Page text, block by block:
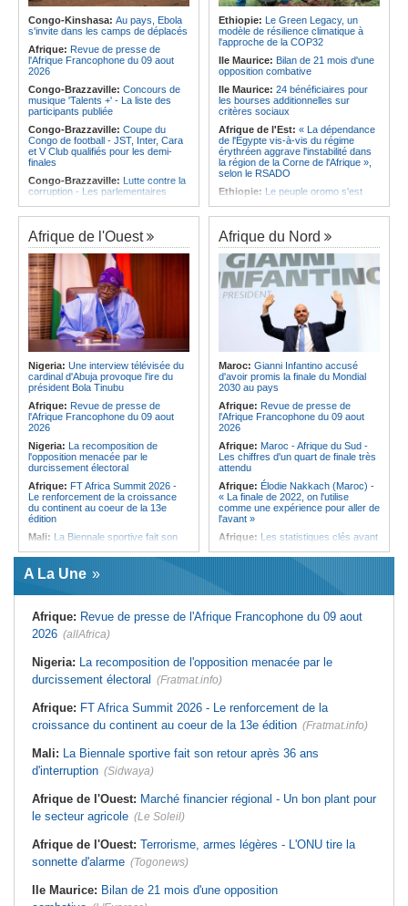
d'Ivoire et l'Algérie
Afrique:Le Maroc et l'Afrique du
Sud se retrouvent quatre ans après
la finale
Afrique:
Côte d'Ivoire - Algérie, un
qualifie pour la finale de la Coupe de
l'Amitié
Angola:Le MAT organise la
troisième édition de la Semaine du
développement local à Namibe
Congo-Kinshasa: Au pays, Ebola
s'invite dans les camps de déplacés
Afrique: Revue de presse de
l'Afrique Francophone du 09 aout
2026
Congo-Brazzaville: Concours de
musique 'Talents +' - La liste des
participants publiée
Congo-Brazzaville: Coupe du
Congo de football - JST, Inter, Cara
et V Club qualifiés pour les demi-
finales
Congo-Brazzaville: Lutte contre la
corruption - Les parlementaires
Congo-Brazzaville:Santé publique
- Ollombo réceptionne son hôpital de
référence
Congo-Brazzaville:
Lutte contre
les épidémies - Les employés de la
maison de retraite Kambissi en
formation
Congo-Brazzaville:Distinction -
Darrel Ornelle Elion Assiana promue
maître-assistant Cames
Afrique:Naomi Eto (Cameroun) - «
Face au Nigeria, nous donnerons
tout sur le terrain. »
Cameroun:Ngoh Ngoh, l'homme
qui signe à la place de Biya
Ethiopie: Le Green Legacy, un
modèle de résilience climatique à
l'approche de la COP32
Ile Maurice: Bilan de 21 mois d'une
opposition combative
Ile Maurice: 24 bénéficiaires pour
les bourses additionnelles sur
critères sociaux
Afrique de l'Est: « La dépendance
de l'Égypte vis-à-vis du régime
érythréen aggrave l'instabilité dans
la région de la Corne de l'Afrique »,
selon le RSADO
Ethiopie: Le peuple oromo s'est
Ethiopie:
« Le renforcement des
capacités de l'armée de l'air
éthiopienne consolide la dissuasion
nationale », déclare le commandant
en second
Afrique de l'Est:
« Les dirigeants
érythréens font obstacle à la stabilité
et au développement de la région »,
selon un professeur de l'université
Ile Maurice:
Dharam Gokhool -
«Kan mo vinn prezidan mo pa okip
mo sekirite»
Ile Maurice:
discret de Bel-Air face au vacarme
de Port-Louis
- Moins de cas, mais les virus
circulent toujours
Afrique de l'Ouest
Nigeria: Une interview télévisée du
cardinal d'Abuja provoque l'ire du
président Bola Tinubu
Afrique: Revue de presse de
l'Afrique Francophone du 09 aout
2026
Nigeria: La recomposition de
l'opposition menacée par le
durcissement électoral
Afrique: FT Africa Summit 2026 -
Le renforcement de la croissance
du continent au coeur de la 13e
édition
Mali: La Biennale sportive fait son
Afrique de l'Ouest:
financier régional - Un bon plant
armes légères - L'ONU tire la
sonnette d'alarme
revendique un redressement
financier du fonds
Sénégal:Affaire d'actes contre
Pikine-Guédiawaye interjette appel
de l'ordonnance de non-lieu partiel et
de renvoi de plusieurs prévenus
Sénégal:
FERA - Priorité à
l'économie de la préservation,
Cheikh Dieng décline sa vision
Afrique du Nord
Maroc: Gianni Infantino accusé
d'avoir promis la finale du Mondial
2030 au pays
Afrique: Revue de presse de
l'Afrique Francophone du 09 aout
2026
Afrique: Maroc - Afrique du Sud -
Les chiffres d'un quart de finale très
attendu
Afrique: Élodie Nakkach (Maroc) -
« La finale de 2022, on l'utilise
comme une expérience pour aller de
l'avant »
Afrique: Les statistiques clés avant
d'Ivoire et l'Algérie
la finale
Afrique:Côte d'Ivoire - Algérie, un
Sénégal bat la Tunisie et prend le
quart
Tunisie:
interconnecté « One Health »
Tunisie: La CCI de Tunis lance le
les startups à l'international
A La Une
Afrique: Revue de presse de l'Afrique Francophone du 09 aout
2026 (allAfrica)
Nigeria: La recomposition de l'opposition menacée par le
durcissement électoral (Fratmat.info)
Afrique: FT Africa Summit 2026 - Le renforcement de la
croissance du continent au coeur de la 13e édition (Fratmat.info)
Mali: La Biennale sportive fait son retour après 36 ans
d'interruption (Sidwaya)
Afrique de l'Ouest: Marché financier régional - Un bon plant pour
le secteur agricole (Le Soleil)
Afrique de l'Ouest: Terrorisme, armes légères - L'ONU tire la
sonnette d'alarme (Togonews)
Ile Maurice: Bilan de 21 mois d'une opposition